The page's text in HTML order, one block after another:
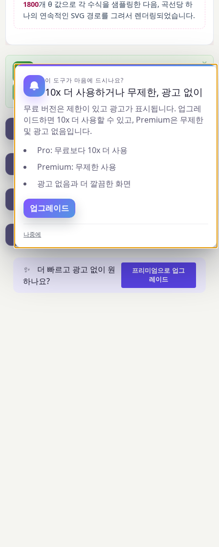
1800개 θ 값으로 각 수식을 샘플링한 다음, 곡선당 하
나의 연속적인 SVG 경로를 그려서 렌더링되었습니다.
이 도구가 마음에 드시나요?
10x 더 사용하거나 무제한, 광고 없이
무료 버전은 제한이 있고 광고가 표시됩니다. 업그레
이드하면 10x 더 사용할 수 있고, Premium은 무제한
및 광고 없음입니다.
Pro: 무료보다 10x 더 사용
Premium: 무제한 사용
광고 없음과 더 깔끔한 화면
업그레이드
나중에
📲 MiniWebtool 앱 설치
홈 화면에 추가하여 즉시 접근 — 무료, 빠름, 다운로드 불필요.
무료 설치
×
이 공유도구
피드백 보내기
다운로드결과(PDF 형식)
✨
더 빠르고 광고 없이 원
하나요?
프리미엄으로 업그
레이드